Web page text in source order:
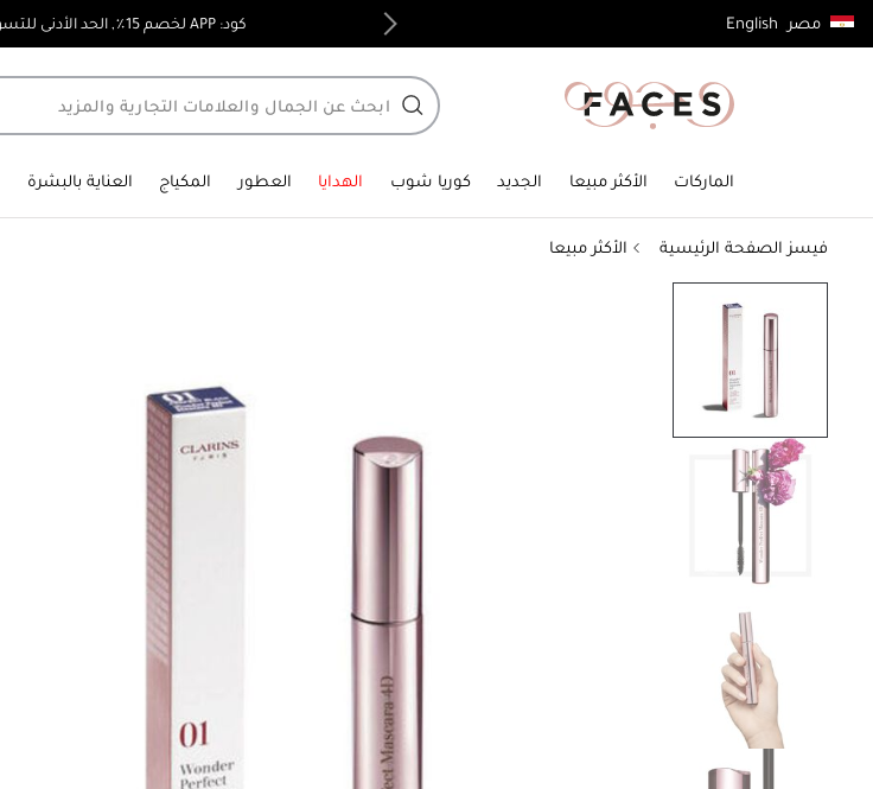
مصر English كود: APP لخصم 15٪, الحد الأدنى للتسوق 5,000 جنيه توصيل مجاني لجميع الطلبات فوق 4,000ج.م
الماركات الأكثر مبيعا الجديد كوريا شوب الهدايا العطور المكياج العناية بالبشرة
فيسز الصفحة الرئيسية الأكثر مبيعا